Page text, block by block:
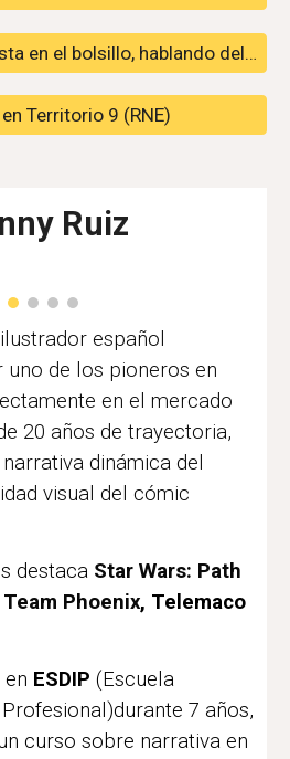
Entrevista en Periodista en el bolsillo, hablando del proceso creativo
Territorio 9 (RNE)
Ruiz
español
de los pioneros en
en el mercado
20 años de trayectoria,
dinámica del
visual del cómic
destaca Star Wars: Path
Phoenix, Telemaco
ESDIP(Escuela
7 años,
curso sobre narrativa en